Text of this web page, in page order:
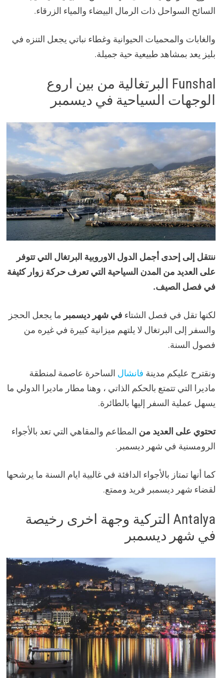
السائح السواحل ذات الرمال البيضاء والمياء الزرقاء.
والغابات والمحميات الحيوانية وغطاء نباتي يجعل التنزه في
بليز يعد بمشاهد طبيعية حية جميلة.
Funshal البرتغالية من بين اروع
الوجهات السياحية في ديسمبر
ننتقل إلى إحدى أجمل الدول الاوروبية البرتغال التي تتوفر
على العديد من المدن السياحية التي تعرف حركة زوار كثيفة
في فصل الصيف.
لكنها تقل في فصل الشتاء في شهر ديسمبر ما يجعل الحجز
والسفر إلى البرتغال لا يلتهم ميزانية كبيرة في غيره من
فصول السنة.
ونقترح عليكم مدينة فانشال الساحرة عاصمة لمنطقة
ماديرا التي تتمتع بالحكم الذاتي ، وهنا مطار ماديرا الدولي ما
يسهل عملية السفر إليها بالطائرة.
تحتوي على العديد من المطاعم والمقاهي التي تعد بالأجواء
الرومسنية في شهر ديسمبر.
كما أنها تمتاز بالأجواء الدافئة في غالبية ايام السنة ما يرشحها
لقضاء شهر ديسمبر فريد وممتع.
Antalya التركية وجهة اخرى رخيصة
في شهر ديسمبر